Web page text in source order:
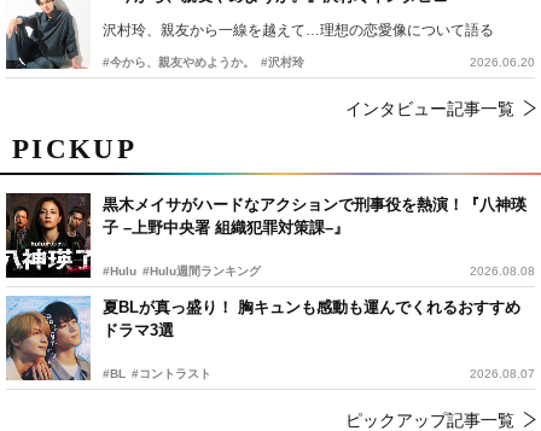
PICKUP
黒木メイサがハードなアクションで刑事役を熱演！『八神瑛
子 –上野中央署 組織犯罪対策課–』
#Hulu #Hulu週間ランキング 2026.08.08
夏BLが真っ盛り！ 胸キュンも感動も運んでくれるおすすめ
ドラマ3選
#BL #コントラスト 2026.08.07
ピックアップ記事一覧
沢村玲、親友から一線を越えて…理想の恋愛像について語る
#今から、親友やめようか。 #沢村玲 2026.06.20
インタビュー記事一覧